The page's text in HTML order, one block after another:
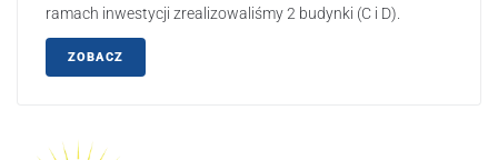
ramach inwestycji zrealizowaliśmy 2 budynki (C i D).
ZOBACZ